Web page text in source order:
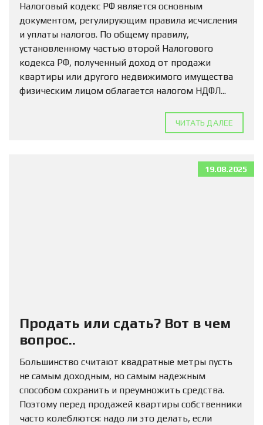
Налоговый кодекс РФ является основным
документом, регулирующим правила исчисления
и уплаты налогов. По общему правилу,
установленному частью второй Налогового
кодекса РФ, полученный доход от продажи
квартиры или другого недвижимого имущества
физическим лицом облагается налогом НДФЛ...
ЧИТАТЬ ДАЛЕЕ
19.08.2025
Продать или сдать? Вот в чем
вопрос..
Большинство считают квадратные метры пусть
не самым доходным, но самым надежным
способом сохранить и преумножить средства.
Поэтому перед продажей квартиры собственники
часто колеблются: надо ли это делать, если